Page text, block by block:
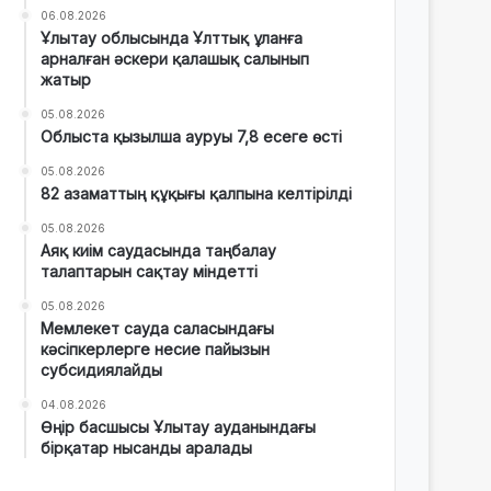
06.08.2026
Ұлытау облысында Ұлттық ұланға
арналған әскери қалашық салынып
жатыр
05.08.2026
Облыста қызылша ауруы 7,8 есеге өсті
05.08.2026
82 азаматтың құқығы қалпына келтірілді
05.08.2026
Аяқ киім саудасында таңбалау
талаптарын сақтау міндетті
05.08.2026
Мемлекет сауда саласындағы
кәсіпкерлерге несие пайызын
субсидиялайды
04.08.2026
Өңір басшысы Ұлытау ауданындағы
бірқатар нысанды аралады